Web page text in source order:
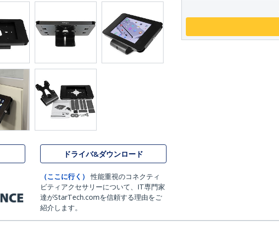
ドライバ&ダウンロード
（ここに行く）
性能重視のコネクティ
ビティアクセサリーについて、IT専門家
達がStarTech.comを信頼する理由をご
紹介します。